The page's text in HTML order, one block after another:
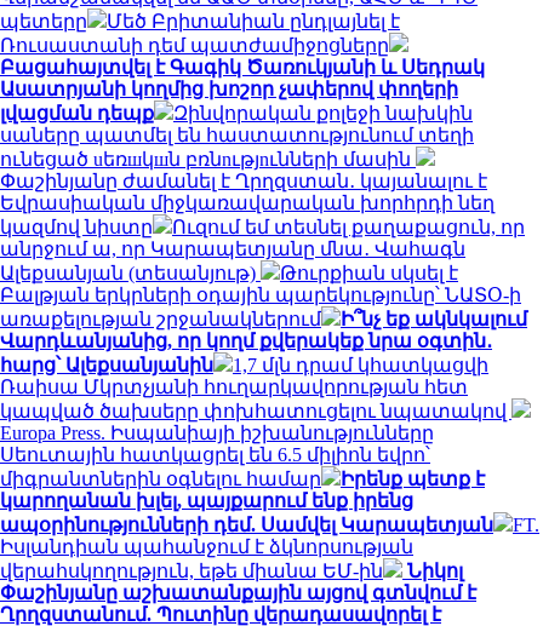
պետերը
Մեծ Բրիտանիան ընդլայնել է
Ռուսաստանի դեմ պատժամիջոցները
Բացահայտվել է Գագիկ Ծառուկյանի և Սեդրակ
Ասատրյանի կողմից խոշոր չափերով փողերի
լվացման դեպք
Զինվորական քոլեջի նախկին
սաները պատմել են հաստատությունում տեղի
ունեցած uեռшկшն բռնnւթյnւնների մասին
Փաշինյանը ժամանել է Ղրղզստան․ կայանալու է
Եվրասիական միջկառավարական խորհրդի նեղ
կազմով նիստը
Ուզում եմ տեսնել քաղաքացուն, որ
անրջում ա, որ Կարապետյանը մնա․ Վահագն
Ալեքսանյան (տեսանյութ)
Թուրքիան սկսել է
Բալթյան երկրների օդային պարեկությունը՝ ՆԱՏՕ-ի
առաքելության շրջանակներում
Ի՞նչ եք ակնկալում
Վարդևանյանից, որ կողմ քվերակեք նրա օգտին․
հարց՝ Ալեքսանյանին
1,7 մլն դրամ կհատկացվի
Ռաիսա Մկրտչյանի հուղարկավորության հետ
կապված ծախսերը փոխհատուցելու նպատակով
Europa Press. Իսպանիայի իշխանությունները
Սեուտային հատկացրել են 6.5 միլիոն եվրո՝
միգրանտներին օգնելու համար
Իրենք պետք է
կարողանան խլել, պայքարում ենք իրենց
ապօրինությունների դեմ. Սամվել Կարապետյան
FT.
Իսլանդիան պահանջում է ձկնորսության
վերահսկողություն, եթե միանա ԵՄ-ին
Նիկոլ
Փաշինյանը աշխատանքային այցով գտնվում է
Ղրղզստանում. Պուտինը վերադասավորել է